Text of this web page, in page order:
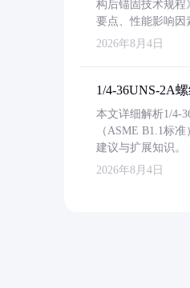
构后锚固技术规程
要点、性能影响因
2026年8月4日
1/4-36UNS-2A
本文详细解析1/4-
（ASME B1.1标
建议与扩展知识。
2026年8月4日